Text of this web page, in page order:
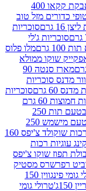
קקאו 400
טוב
סוכריות
ג'לי
מלו פלוס
מארז סנטה 90
סוכריות
סאוור מדנס סוכריות חמוצות 60 גרם
עוגת ספוג בטעם תות 250
עוגת ספוג בטעם מישמש 250
קינג עוגיות רכות שוקולד צ'יפס 160
צ'יפס
מסטיק
טרולי גומי פינגווין 150
גומי